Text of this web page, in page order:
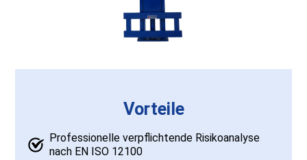
Vorteile
Professionelle verpflichtende Risikoanalyse
nach EN ISO 12100